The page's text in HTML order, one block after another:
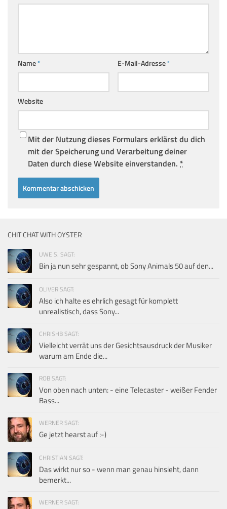
Name* E-Mail-Adresse*
Website
Mit der Nutzung dieses Formulars erklärst du dich
mit der Speicherung und Verarbeitung deiner
Daten durch diese Website einverstanden. *
CHIT CHAT WITH OYSTER
UWE S. SAGT:
Bin ja nun sehr gespannt, ob Sony Animals 50 auf den...
OLIVER SAGT:
Also ich halte es ehrlich gesagt für komplett
unrealistisch, dass Sony...
CHRISHB SAGT:
Vielleicht verrät uns der Gesichtsausdruck der Musiker
warum am Ende die...
ROB SAGT:
Von oben nach unten: - eine Telecaster - weißer Fender
Bass...
WERNER SAGT:
Ge jetzt hearst auf :-)
CHRISTIAN SAGT:
Das wirkt nur so - wenn man genau hinsieht, dann
bemerkt...
WERNER SAGT: